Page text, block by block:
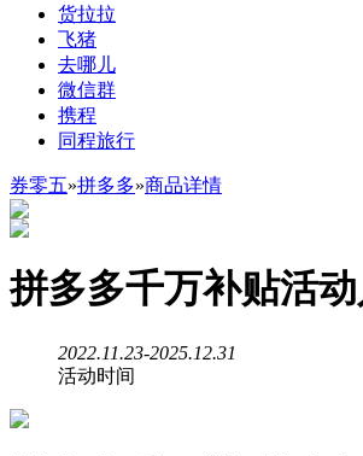
货拉拉
飞猪
去哪儿
微信群
携程
同程旅行
券零五»拼多多»商品详情
拼多多千万补贴活动
2022.11.23-2025.12.31
活动时间